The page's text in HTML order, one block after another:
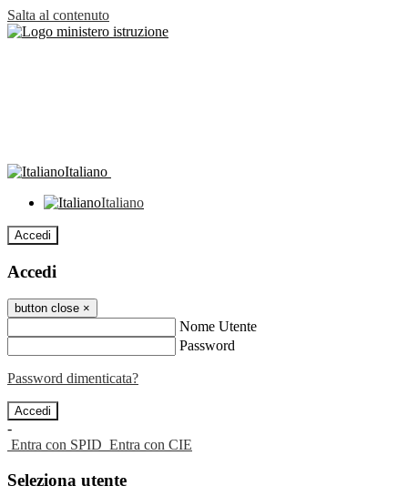
Salta al contenuto
Italiano
Italiano
Accedi
Accedi
button close ×
Nome Utente
Password
Password dimenticata?
-
Entra con SPID Entra con CIE
Seleziona utente